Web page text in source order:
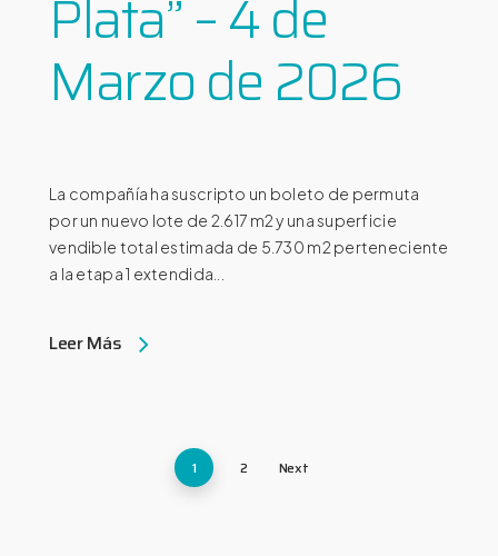
Plata” – 4 de
Marzo de 2026
La compañía ha suscripto un boleto de permuta
por un nuevo lote de 2.617 m2 y una superficie
vendible total estimada de 5.730 m2 perteneciente
a la etapa 1 extendida...
Leer Más
1 2 Next